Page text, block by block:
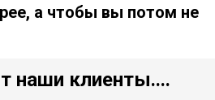
а чтобы вы потом не
наши клиенты....